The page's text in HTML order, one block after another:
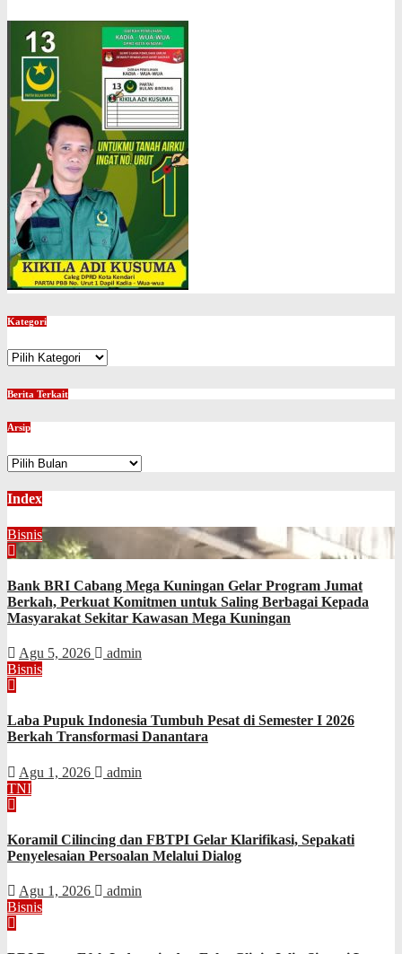
Kategori
Kategori
Berita Terkait
Arsip
Arsip
Index
Bisnis
Bank BRI Cabang Mega Kuningan Gelar Program Jumat
Berkah, Perkuat Komitmen untuk Saling Berbagai Kepada
Masyarakat Sekitar Kawasan Mega Kuningan
Agu 5, 2026
admin
Bisnis
Laba Pupuk Indonesia Tumbuh Pesat di Semester I 2026
Berkah Transformasi Danantara
Agu 1, 2026
admin
TNI
Koramil Cilincing dan FBTPI Gelar Klarifikasi, Sepakati
Penyelesaian Persoalan Melalui Dialog
Agu 1, 2026
admin
Bisnis